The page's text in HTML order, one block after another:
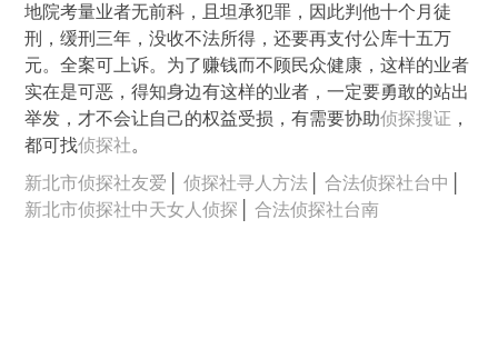
地院考量业者无前科，且坦承犯罪，因此判他十个月徒
刑，缓刑三年，没收不法所得，还要再支付公库十五万
元。全案可上诉。为了赚钱而不顾民众健康，这样的业者
实在是可恶，得知身边有这样的业者，一定要勇敢的站出
举发，才不会让自己的权益受损，有需要协助侦探搜证 ，
都可找侦探社。
新北市侦探社友爱 │侦探社寻人方法 │合法侦探社台中
新北市侦探社中天女人侦探 │合法侦探社台南